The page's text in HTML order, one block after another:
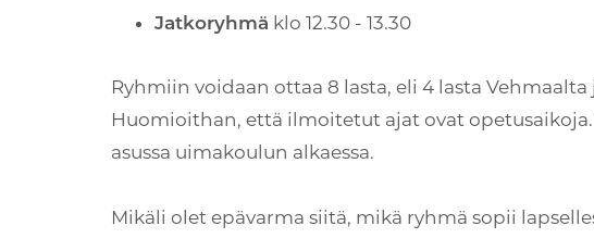
Jatkoryhmä klo 12.30 - 13.30
Ryhmiin voidaan ottaa 8 lasta, eli 4 lasta Vehmaalta
Huomioithan, että ilmoitetut ajat ovat
asussa uimakoulun alkaessa.
Mikäli olet epävarma siitä, mikä ryhmä sopii